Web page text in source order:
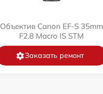
Объектив Canon EF-S 35mm
F2.8 Macro IS STM
Заказать ремонт